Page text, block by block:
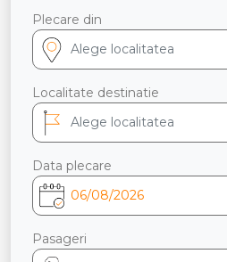
Plecare din
Localitate destinatie
Data plecare
Pasageri